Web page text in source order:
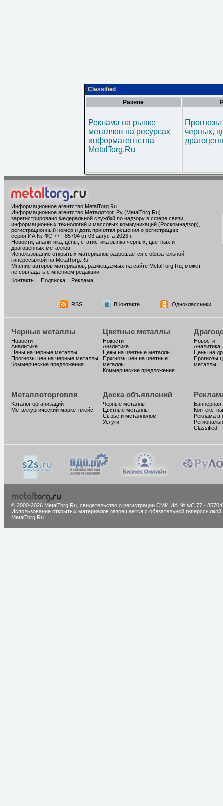
Classified
Разное
Реклама на рынке
металлов на ресурсах
информагентства
MetalTorg.Ru
черных,
Информационное агентство MetalTorg.Ru
Информационное агентство Металлторг. Ру (MetalTorg.Ru)
зарегистрировано Федеральной службой по надзору в сфере связи,
информационных технологий и массовых коммуникаций (Роскомнадзор),
регистрационный номер и дата принятия решения о регистрации:
серия ИА № ФС 77 - 85704 от 03 августа 2023 г.
Новости, аналитика, цены, статистика рынка черных, цветных и
драгоценных металлов.
Использование открытых материалов разрешается с обязательной
гиперссылкой на MetalTorg.Ru
Мнение авторов материалов, размещаемых на сайте MetalTorg.Ru, может
не совпадать с мнением редакции.
Контакты
Подписка Реклама
RSS ВКонтакте Одноклассники
Черные металлы
Новости
Аналитика
Цены на черные металлы
Прогнозы цен на черные металлы
Коммерческие предложения
Цветные металлы
Новости
Аналитика
Цены на цветные металлы
Прогнозы цен на цветные
металлы
Коммерческие предложения
Новости
Аналитика
Цены на
Прогнозы
металлы
Металлоторговля
Каталог организаций
Металлургический маркетплейс
Доска объявлений
Черные металлы
Цветные металлы
Сырье и металлолом
Услуги
Баннерная
Реклама в
Classified
© 2000-2026 MetalTorg.Ru, cвидетельство о регистрации СМИ ИА № ФС 77 - 85704
Использование открытых материалов разрешается с обязательной гиперссылкой
MetalTorg.Ru